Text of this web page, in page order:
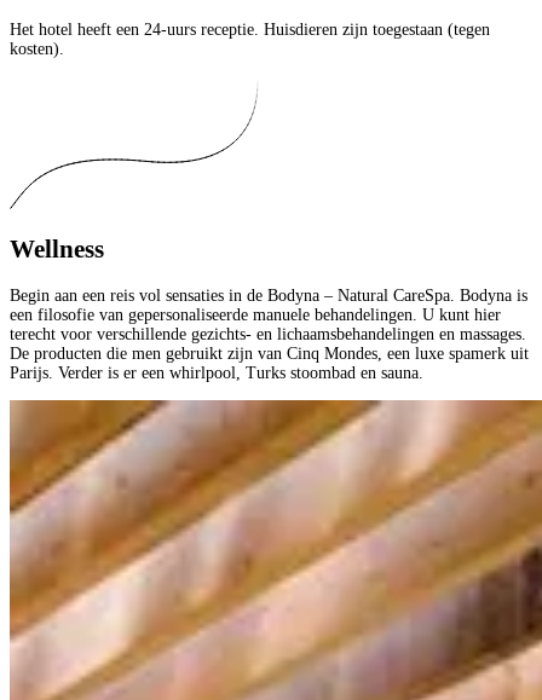
Het hotel heeft een 24-uurs receptie. Huisdieren zijn toegestaan (tegen
kosten).
Wellness
Begin aan een reis vol sensaties in de Bodyna – Natural CareSpa. Bodyna is
een filosofie van gepersonaliseerde manuele behandelingen. U kunt hier
terecht voor verschillende gezichts- en lichaamsbehandelingen en massages.
De producten die men gebruikt zijn van Cinq Mondes, een luxe spamerk uit
Parijs. Verder is er een whirlpool, Turks stoombad en sauna.